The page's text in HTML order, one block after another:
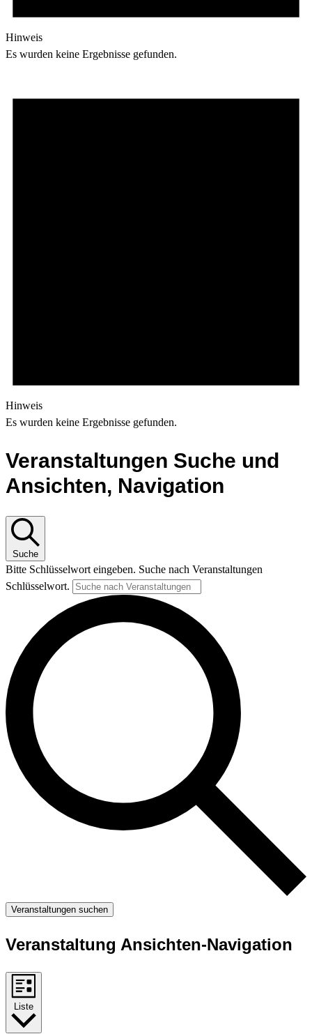
Hinweis
Es wurden keine Ergebnisse gefunden.
Hinweis
Es wurden keine Ergebnisse gefunden.
Veranstaltungen Suche und
Ansichten, Navigation
Suche
Bitte Schlüsselwort eingeben. Suche nach Veranstaltungen
Schlüsselwort.
Veranstaltungen suchen
Veranstaltung Ansichten-Navigation
Liste